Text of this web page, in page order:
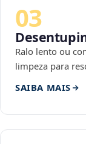
03
Ralo lento ou
limpeza para
SAIBA MAIS